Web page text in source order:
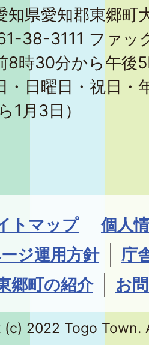
県愛知郡東郷町
38-3111 ファ
8時30分から午後
・日曜日・祝日・
1月3日）
トマップ
個人
ジ運用方針
庁
郷町の紹介
お
2022 Togo Town.